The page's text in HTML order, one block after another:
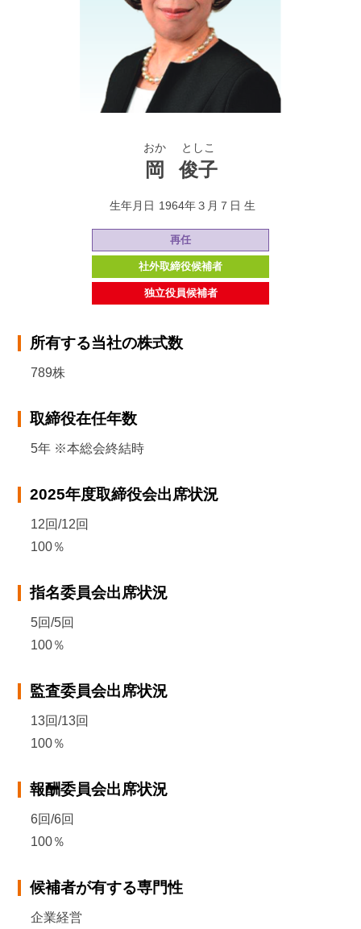
おか
岡
としこ
俊子
生年月日 1964年３月７日 生
再任
社外取締役候補者
独立役員候補者
所有する当社の株式数
789株
取締役在任年数
5年 ※本総会終結時
2025年度取締役会出席状況
12回/12回
100％
指名委員会出席状況
5回/5回
100％
監査委員会出席状況
13回/13回
100％
報酬委員会出席状況
6回/6回
100％
候補者が有する専門性
企業経営